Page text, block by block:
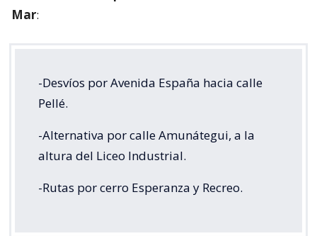
Mar:
-Desvíos por Avenida España hacia calle
Pellé.
-Alternativa por calle Amunátegui, a la
altura del Liceo Industrial.
-Rutas por cerro Esperanza y Recreo.